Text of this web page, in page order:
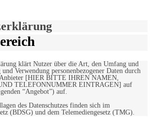
klärt Nutzer über die Art, den Umfang und
Verwendung personenbezogener Daten durch
[HIER BITTE IHREN NAMEN,
TELEFONNUMMER EINTRAGEN] auf
“Angebot”) auf.
des Datenschutzes finden sich im
(BDSG) und dem Telemediengesetz (TMG).